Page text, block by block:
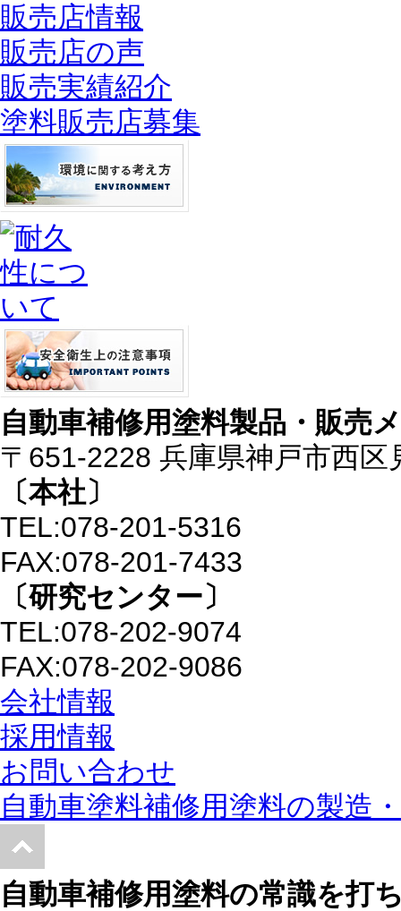
販売店情報
販売店の声
販売実績紹介
塗料販売店募集
自動車補修用塗料製品・販売
〒651-2228 兵庫県神戸市西区
〔本社〕
TEL:078-201-5316
FAX:078-201-7433
〔研究センター〕
TEL:078-202-9074
FAX:078-202-9086
会社情報
採用情報
お問い合わせ
自動車塗料補修用塗料の製造
自動車補修用塗料の常識を打